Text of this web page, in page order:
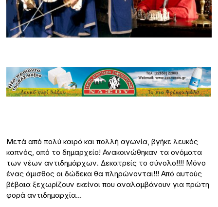
Μετά από πολύ καιρό και πολλή αγωνία, βγήκε λευκός
καπνός, από το δημαρχείο! Ανακοινώθηκαν τα ονόματα
των νέων αντιδημάρχων. Δεκατρείς το σύνολο!!!! Μόνο
ένας άμισθος οι δώδεκα θα πληρώνονται!!! Από αυτούς
βέβαια ξεχωρίζουν εκείνοι που αναλαμβάνουν για πρώτη
φορά αντιδημαρχία…